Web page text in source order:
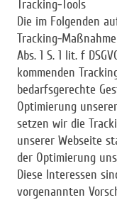
Tracking-Tools
Die im Folgenden
Tracking-
Abs. 1 S. 1 lit. f
kommenden
bedarfsgerechte
Optimierung
setzen wir die
unserer Webseite
der Optimierung
Diese Interessen
vorgenannten